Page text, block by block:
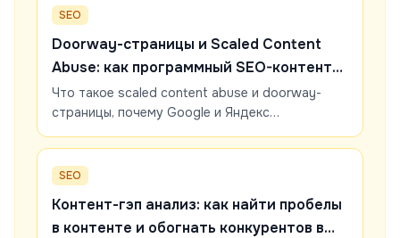
SEO
Doorway-страницы и Scaled Content
Abuse: как программный SEO-контент
убивает индексацию
Что такое scaled content abuse и doorway-
страницы, почему Google и Яндекс
автогенерируемых страниц, и как их найти и
исправить на реальном примере.
SEO
Контент-гэп анализ: как найти пробелы
в контенте и обогнать конкурентов в